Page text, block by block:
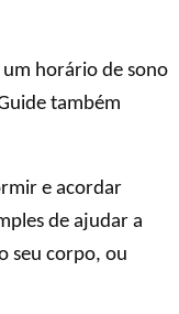
horário de sono
também
e acordar
de ajudar a
seu corpo, ou